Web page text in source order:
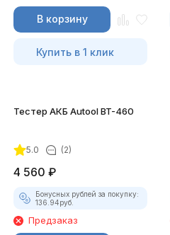
В корзину
Купить в 1 клик
Тестер АКБ Autool BT-460
5.0 (2)
4 560 ₽
Бонусных рублей за покупку:
136.94руб.
Предзаказ